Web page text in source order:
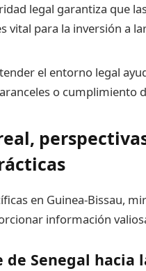
legal garantiza que
vital para la inversión a
el entorno legal
o cumplimiento
en Guinea-Bissau,
información
de Senegal hacia